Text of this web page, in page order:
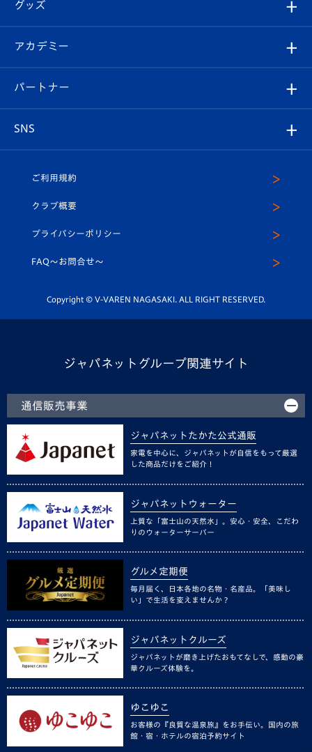
チケット
イベント
メディア
ホームタウン
スタッフプロフィール
マスコット紹介
平和祈念活動
ホームタウン活動
Revive Team
ヴィヴィくんの長崎おもてなしガイド
フォトギャラリー
スタジアムグルメ
V-LOVERS（ファンクラブ）
プレイヤーズスイート
グッズ
オンラインショップ
店舗情報
アカデミー
育成からのお知らせ
U-18
スクール
パートナー
SNS
ヴィヴィくんインスタグラム
公式LINE＠
ご利用規約
クラブ概要
プライバシーポリシー
FAQ〜お問合せ〜
Copyright © V-VAREN NAGASAKI. ALL RIGHT RESERVED.
ジャパネットグループ関連サイト
通信販売事業
ジャパネットたかた公式通販
家電を中心に、ジャパネットが自信をもって厳選
した商品だけをご紹介！
ジャパネットウォーター
上質な「富士山の天然水」。安心・安全、こだわ
りのウォーターサーバー
グルメ定期便
毎月届く、日本各地の名物・名産品。「美味し
い」で生活を変えませんか？
ジャパネットクルーズ
ジャパネットが磨き上げたおもてなしで、感動の豪
華クルーズ体験を。
ゆこゆこ
お客様の『良質な温泉旅』をお手伝い。国内の旅
館・宿・ホテルの宿泊予約サイト